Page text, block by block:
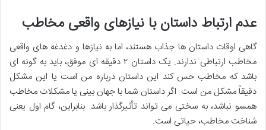
عدم ارتباط داستان با نیازهای واقعی مخاطب
گاهی اوقات داستان ها جذاب هستند، اما به نیازها و دغدغه های واقعی
مخاطب ارتباطی ندارند. یک داستان ۲ دقیقه ای موفق، باید به گونه ای
باشد که مخاطب حس کند این داستان درباره من است یا این مشکل
دقیقاً مشکل من است. اگر داستان شما با جهان بینی یا مشکلات مخاطب
همسو نباشد، به سختی می تواند تأثیرگذار باشد. بنابراین، گام اول یعنی
شناخت مخاطب، حیاتی است.